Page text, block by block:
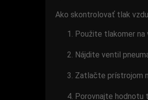
Ako skontrolovať tlak
Použite tlakomer na
Nájdite ventil
Zatlačte prístrojom
Porovnajte hodnotu